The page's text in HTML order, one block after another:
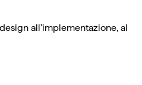
all'implementazione, al